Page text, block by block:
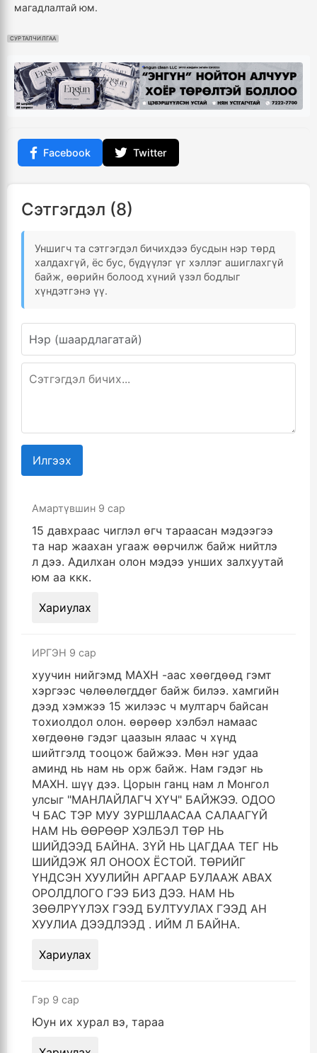
магадлалтай юм.
СУРТАЛЧИЛГАА
Facebook Twitter
Сэтгэгдэл (8)
Уншигч та сэтгэгдэл бичихдээ бусдын нэр төрд
халдахгүй, ёс бус, бүдүүлэг үг хэллэг ашиглахгүй
байж, өөрийн болоод хүний үзэл бодлыг
хүндэтгэнэ үү.
Илгээх
Амартүвшин 9 сар
15 давхраас чиглэл өгч тараасан мэдээгээ
та нар жаахан угааж өөрчилж байж нийтлэ
л дээ. Адилхан олон мэдээ унших залхуутай
юм аа ккк.
Хариулах
ИРГЭН 9 сар
хуучин нийгэмд МАХН -аас хөөгдөөд гэмт
хэргээс чөлөөлөгддөг байж билээ. хамгийн
дээд хэмжээ 15 жилээс ч мултарч байсан
тохиолдол олон. өөрөөр хэлбэл намаас
хөгдөөнө гэдэг цаазын ялаас ч хүнд
шийтгэлд тооцож байжээ. Мөн нэг удаа
аминд нь нам нь орж байж. Нам гэдэг нь
МАХН. шүү дээ. Цорын ганц нам л Монгол
улсыг "МАНЛАЙЛАГЧ ХҮЧ" БАЙЖЭЭ. ОДОО
Ч БАС ТЭР МУУ ЗУРШЛААСАА САЛААГҮЙ
НАМ НЬ ӨӨРӨӨР ХЭЛБЭЛ ТӨР НЬ
ШИЙДЭЭД БАЙНА. ЗҮЙ НЬ ЦАГДАА ТЕГ НЬ
ШИЙДЭЖ ЯЛ ОНООХ ЁСТОЙ. ТӨРИЙГ
ҮНДСЭН ХУУЛИЙН АРГААР БУЛААЖ АВАХ
ОРОЛДЛОГО ГЭЭ БИЗ ДЭЭ. НАМ НЬ
ЗӨӨЛРҮҮЛЭХ ГЭЭД БУЛТУУЛАХ ГЭЭД АН
ХУУЛИА ДЭЭДЛЭЭД . ИЙМ Л БАЙНА.
Хариулах
Гэр 9 сар
Юун их хурал вэ, тараа